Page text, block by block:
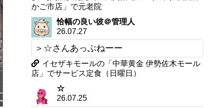
かご市店」で元老院
恰幅の良い彼＠管理人
26.07.27
＞☆さんあっぶねーー
イセザキモールの「中華黄金 伊勢佐木モール
店」でサービス定食（日曜日）
☆
26.07.25